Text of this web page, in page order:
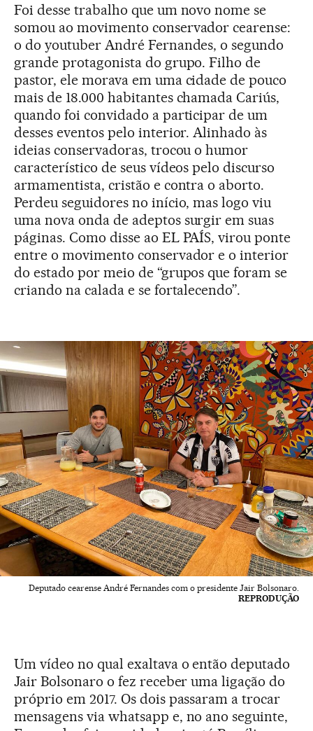
Foi desse trabalho que um novo nome se
somou ao movimento conservador cearense:
o do youtuber André Fernandes, o segundo
grande protagonista do grupo. Filho de
pastor, ele morava em uma cidade de pouco
mais de 18.000 habitantes chamada Cariús,
quando foi convidado a participar de um
desses eventos pelo interior. Alinhado às
ideias conservadoras, trocou o humor
característico de seus vídeos pelo discurso
armamentista, cristão e contra o aborto.
Perdeu seguidores no início, mas logo viu
uma nova onda de adeptos surgir em suas
páginas. Como disse ao EL PAÍS, virou ponte
entre o movimento conservador e o interior
do estado por meio de “grupos que foram se
criando na calada e se fortalecendo”.
Deputado cearense André Fernandes com o presidente Jair Bolsonaro.
REPRODUÇÃO
Um vídeo no qual exaltava o então deputado
Jair Bolsonaro o fez receber uma ligação do
próprio em 2017. Os dois passaram a trocar
mensagens via whatsapp e, no ano seguinte,